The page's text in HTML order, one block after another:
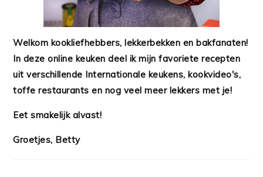
Welkom kookliefhebbers, lekkerbekken en bakfanaten!
In deze online keuken deel ik mijn favoriete recepten
uit verschillende Internationale keukens, kookvideo's,
toffe restaurants en nog veel meer lekkers met je!
Eet smakelijk alvast!
Groetjes, Betty